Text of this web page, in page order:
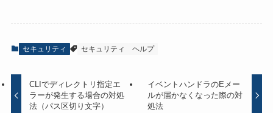
セキュリティ セキュリティ ヘルプ
CLIでディレクトリ指定エ
ラーが発生する場合の対処
法（パス区切り文字）
イベントハンドラのEメー
ルが届かなくなった際の対
処法